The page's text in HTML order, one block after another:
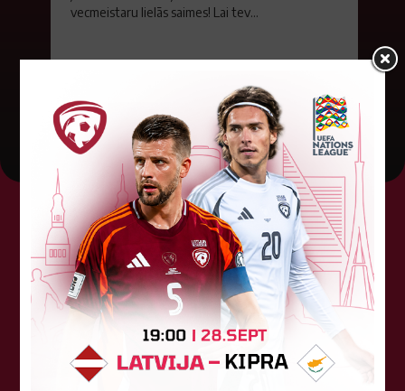
vecmeistaru lielās saimes! Lai tev...
01. augusts 2026.
Tehniskais sponsors